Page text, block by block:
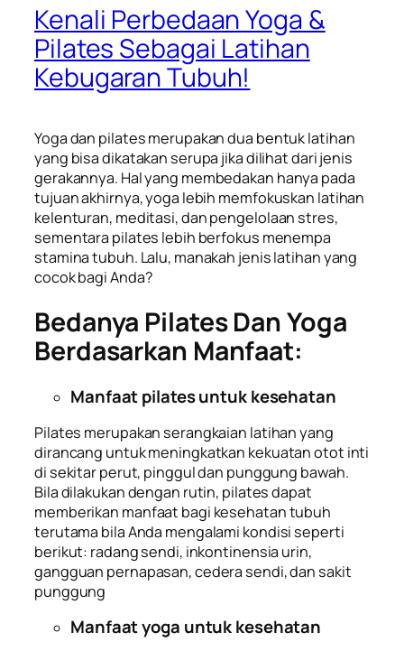
Kenali Perbedaan Yoga &
Pilates Sebagai Latihan
Kebugaran Tubuh!
Yoga dan pilates merupakan dua bentuk latihan
yang bisa dikatakan serupa jika dilihat dari jenis
gerakannya. Hal yang membedakan hanya pada
tujuan akhirnya, yoga lebih memfokuskan latihan
kelenturan, meditasi, dan pengelolaan stres,
sementara pilates lebih berfokus menempa
stamina tubuh. Lalu, manakah jenis latihan yang
cocok bagi Anda?
Bedanya Pilates Dan Yoga
Berdasarkan Manfaat:
Manfaat pilates untuk kesehatan
Pilates merupakan serangkaian latihan yang
dirancang untuk meningkatkan kekuatan otot inti
di sekitar perut, pinggul dan punggung bawah.
Bila dilakukan dengan rutin, pilates dapat
memberikan manfaat bagi kesehatan tubuh
terutama bila Anda mengalami kondisi seperti
berikut: radang sendi, inkontinensia urin,
gangguan pernapasan, cedera sendi, dan sakit
punggung
Manfaat yoga untuk kesehatan